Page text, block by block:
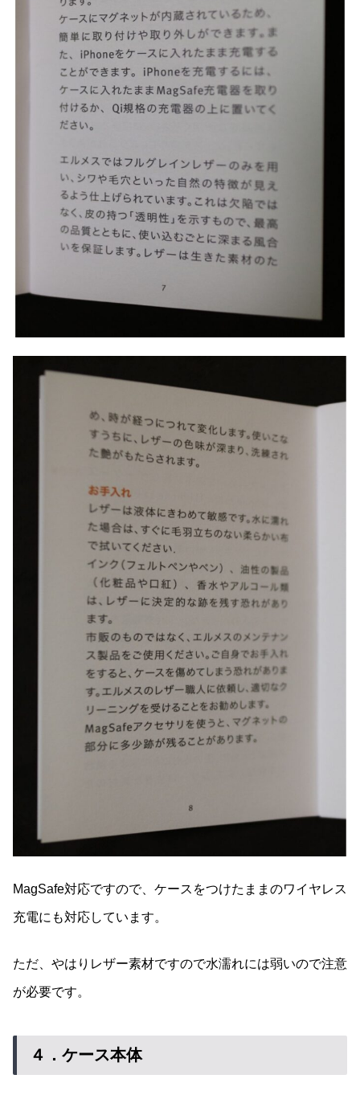
MagSafe対応ですので、ケースをつけたままのワイヤレス
充電にも対応しています。
ただ、やはりレザー素材ですので水濡れには弱いので注意
が必要です。
４．ケース本体